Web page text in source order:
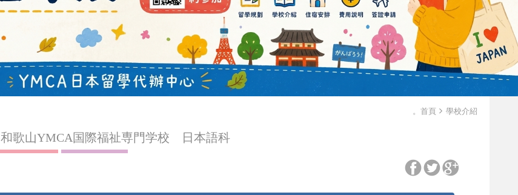
。首頁 學校介紹
和歌山YMCA国際福祉専門学校 日本語科